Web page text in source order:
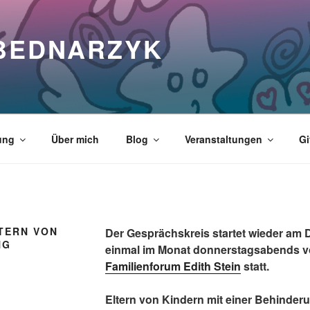
Über mich Blog Veranstaltungen
VON
Der Gesprächskreis startet wieder am
einmal im Monat donnerstagsabends
Familienforum Edith Stein statt.
Eltern von Kindern mit einer